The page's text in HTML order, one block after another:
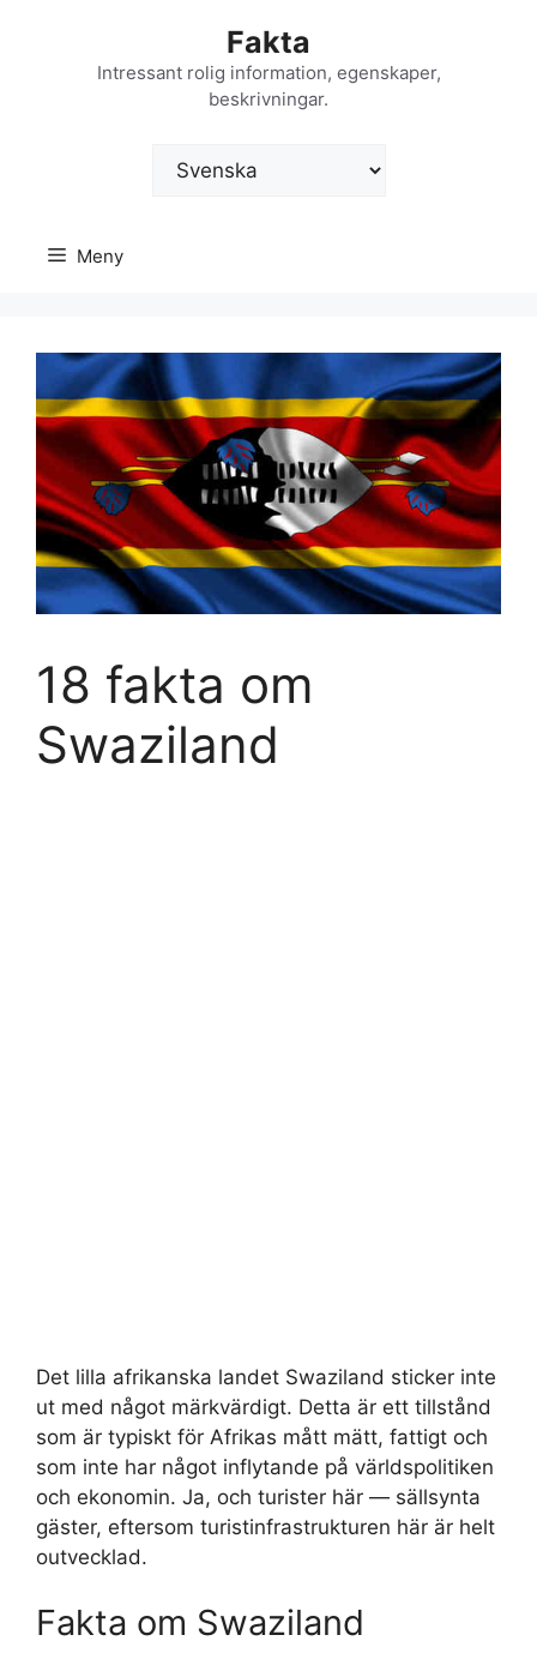
Fakta
Intressant rolig information, egenskaper,
beskrivningar.
Välj
Meny
18 fakta om
Swaziland
Det lilla afrikanska landet Swaziland sticker inte
ut med något märkvärdigt. Detta är ett tillstånd
som är typiskt för Afrikas mått mätt, fattigt och
som inte har något inflytande på världspolitiken
och ekonomin. Ja, och turister här — sällsynta
gäster, eftersom turistinfrastrukturen här är helt
outvecklad.
Fakta om Swaziland